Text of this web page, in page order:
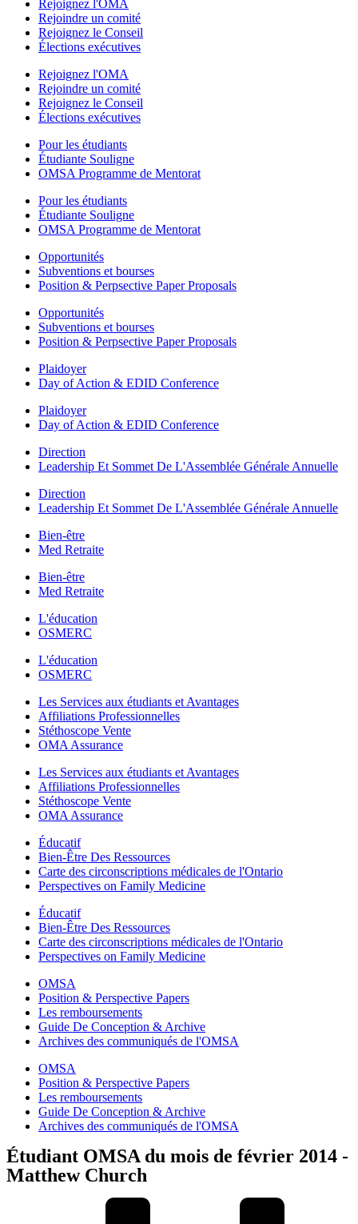
Rejoignez l'OMA
Rejoindre un comité
Rejoignez le Conseil
Élections exécutives
Rejoignez l'OMA
Rejoindre un comité
Rejoignez le Conseil
Élections exécutives
Pour les étudiants
Étudiante Souligne
OMSA Programme de Mentorat
Pour les étudiants
Étudiante Souligne
OMSA Programme de Mentorat
Opportunités
Subventions et bourses
Position & Perpsective Paper Proposals
Opportunités
Subventions et bourses
Position & Perpsective Paper Proposals
Plaidoyer
Day of Action & EDID Conference
Plaidoyer
Day of Action & EDID Conference
Direction
Leadership Et Sommet De L'Assemblée Générale Annuelle
Direction
Leadership Et Sommet De L'Assemblée Générale Annuelle
Bien-être
Med Retraite
Bien-être
Med Retraite
L'éducation
OSMERC
L'éducation
OSMERC
Les Services aux étudiants et Avantages
Affiliations Professionnelles
Stéthoscope Vente
OMA Assurance
Les Services aux étudiants et Avantages
Affiliations Professionnelles
Stéthoscope Vente
OMA Assurance
Éducatif
Bien-Être Des Ressources
Carte des circonscriptions médicales de l'Ontario
Perspectives on Family Medicine
Éducatif
Bien-Être Des Ressources
Carte des circonscriptions médicales de l'Ontario
Perspectives on Family Medicine
OMSA
Position & Perspective Papers
Les remboursements
Guide De Conception & Archive
Archives des communiqués de l'OMSA
OMSA
Position & Perspective Papers
Les remboursements
Guide De Conception & Archive
Archives des communiqués de l'OMSA
Étudiant OMSA du mois de février 2014 -
Matthew Church